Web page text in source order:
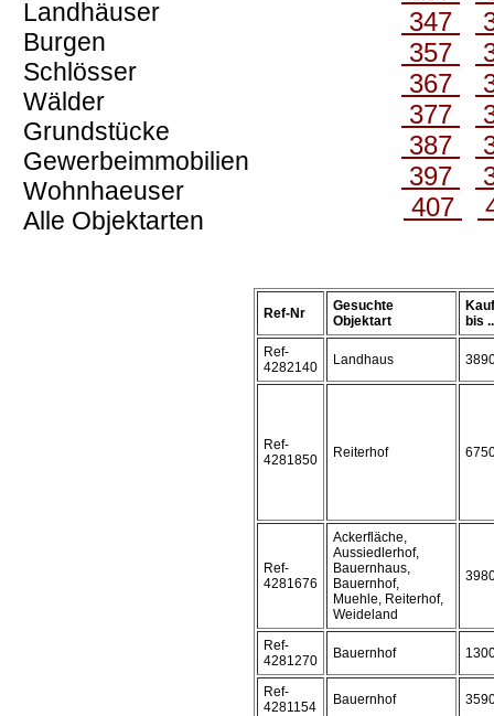
Landhäuser
Burgen
Schlösser
Wälder
Grundstücke
Gewerbeimmobilien
Wohnhaeuser
Alle Objektarten
347
357
367
377
387
397
407
Ref-Nr
Gesuchte
Objektart
bis
Ref-
4282140
Landhaus
Ref-
4281850
Reiterhof
Ref-
4281676
Ackerfläche,
Aussiedlerhof,
Bauernhaus,
Bauernhof,
Muehle, Reiterhof,
Weideland
Ref-
4281270
Bauernhof
Ref-
4281154
Bauernhof